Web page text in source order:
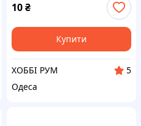
10₴
Купити
ХОББІ РУМ
5
Одеса